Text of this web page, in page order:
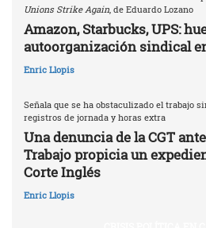
Unions Strike Again , de Eduardo Lozano
Amazon, Starbucks, UPS:
autoorganización sindical
Enric Llopis
Señala que se ha obstaculizado el trabajo
registros de jornada y horas extra
Una denuncia de la CGT
Trabajo propicia un
Corte Inglés
Enric Llopis